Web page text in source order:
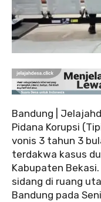
Bandung |
Pidana Korupsi
vonis 3 tahun 3
terdakwa kasus
Kabupaten
sidang di ruang
Bandung pada